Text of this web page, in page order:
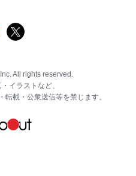
All rights reserved.
イラストなど、
載・公衆送信等を禁じます。